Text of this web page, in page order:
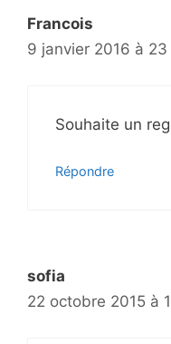
Francois
9 janvier 2016 à
Souhaite un
Répondre
sofia
22 octobre 2015 à